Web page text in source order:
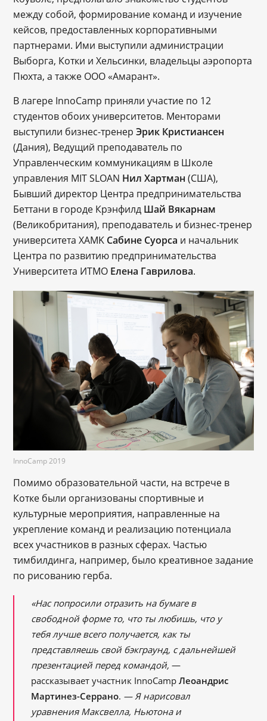
между собой, формирование команд и изучение
кейсов, предоставленных корпоративными
партнерами. Ими выступили администрации
Выборга, Котки и Хельсинки, владельцы аэропорта
Пюхта, а также ООО «Амарант».
В лагере InnoCamp приняли участие по 12
студентов обоих университетов. Менторами
выступили бизнес-тренерЭрик Кристиансен
(Дания), Ведущий преподаватель по
Управленческим коммуникациям в Школе
управления MIT SLOAN Нил Хартман (США),
Бывший директор Центра предпринимательства
Беттани в городе Крэнфилд Шай Вякарнам
(Великобритания), преподаватель и бизнес-тренер
университета XAMK Сабине Суорса и начальник
Центра по развитию предпринимательства
Университета ИТМО Елена Гаврилова.
InnoCamp 2019
Помимо образовательной части, на встрече в
Котке были организованы спортивные и
культурные мероприятия, направленные на
укрепление команд и реализацию потенциала
всех участников в разных сферах. Частью
тимбилдинга, например, было креативное задание
по рисованию герба.
«Нас попросили отразить на бумаге в
свободной форме то, что ты любишь, что у
тебя лучше всего получается, как ты
представляешь свой бэкграунд, с дальнейшей
презентацией перед командой, —
рассказывает участник InnoCampЛеоандрис
Мартинез-Серрано. — Я нарисовал
уравнения Максвелла, Ньютона и